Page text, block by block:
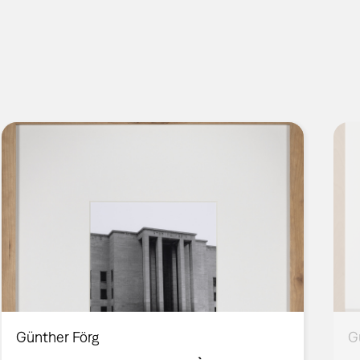
Günther Förg